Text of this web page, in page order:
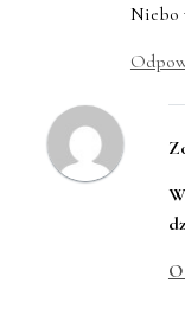
Niebo